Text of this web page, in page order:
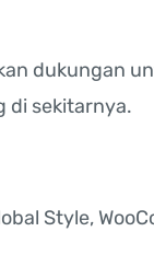
dukungan
di sekitarnya.
Style,